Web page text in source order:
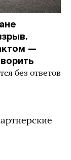
—
без ответов